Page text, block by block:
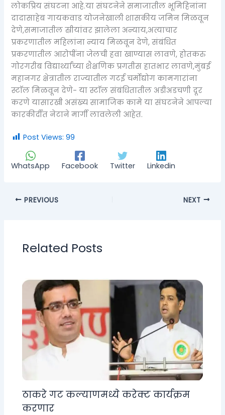
लोकप्रिय संघटना आहे.या संघटनेने समाजातील भूमिहिनांना
दादासाहेब गायकवाड योजनेखाली शासकीय जमिन मिळवून
देणे,समाजातील स्रीयांवर झालेला अन्याय,अत्याचार
प्रकरणातील महिलांना न्याय मिळवून देणे, संबंधित
प्रकरणातील आरोपींना जेलची हवा खाण्यास लावणे, होतकरु
गोरगरीब विद्यार्थ्यांच्या शैक्षणिक प्रगतीस हातभार लावणे,मुंबई
महानगर क्षेत्रातील राज्यातील गटई चर्मोद्योग कामगारांना
स्टाॅल मिळवून देणे- या स्टाॅल संबंधितातील अडीअडचणी दूर
करणे यासारखी असंख्य सामाजिक कामे या संघटनेने आपल्या
कारकीर्दीत नेटाने मार्गी लावलेली आहेत.
Post Views: 99
WhatsApp Facebook Twitter Linkedin
PREVIOUS NEXT
Related Posts
ठाकरे गट कल्याणमध्ये करेक्ट कार्यक्रम
करणार